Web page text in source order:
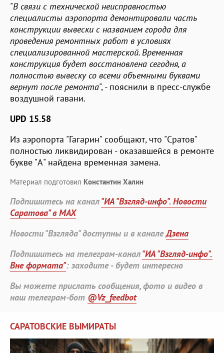
"В связи с технической неисправностью
специалисты аэропорта демонтировали часть
конструкции вывески с названием города для
проведения ремонтных работ в условиях
специализированной мастерской. Временная
конструкция будет восстановлена сегодня, а
полностью вывеску со всеми объемными буквами
вернут после ремонта", - пояснили в пресс-службе
воздушной гавани.
UPD 15.58
Из аэропорта "Гагарин" сообщают, что "Сратов"
полностью ликвидирован - оказавшейся в ремонте
букве "А" найдена временная замена.
Материал подготовил Константин Халин
Подпишитесь на канал"ИА "Взгляд-инфо". Новости
Саратова" в MAX
Новости "Взгляда" доступны и в каналеДзена
Подпишитесь на телеграм-канал"ИА "Взгляд-инфо".
Вне формата": заходите - будет интересно
Вы можете прислать сообщения, фото и видео в
наш телеграм-бот @Vz_feedbot
САРАТОВСКИЕ ВЫМИРАТЫ